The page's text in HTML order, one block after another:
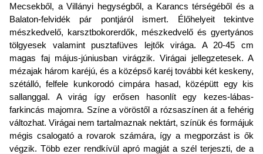
Mecsekből, a Villányi hegységből, a Karancs térségéből és a
Balaton-felvidék pár pontjáról ismert. Élőhelyeit tekintve
mészkedvelő, karsztbokorerdők, mészkedvelő és gyertyános
tölgyesek valamint pusztafüves lejtők virága. A 20-45 cm
magas faj május-júniusban virágzik. Virágai jellegzetesek. A
mézajak három karéjú, és a középső karéj további két keskeny,
szétálló, felfele kunkorodó cimpára hasad, középütt egy kis
sallanggal. A virág így erősen hasonlít egy kezes-lábas-
farkincás majomra. Színe a vöröstől a rózsaszínen át a fehérig
változhat. Virágai nem tartalmaznak nektárt, színük és formájuk
mégis csalogató a rovarok számára, így a megporzást is ők
végzik. Több ezer rendkívül apró magját a szél terjeszti, de a